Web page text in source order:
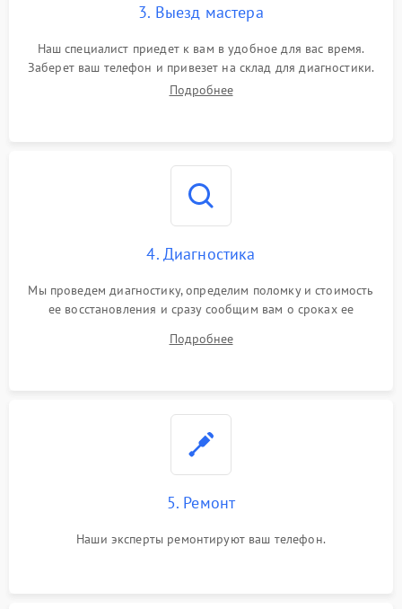
3. Выезд мастера
Наш специалист приедет к вам в удобное для вас время.
Заберет ваш телефон и привезет на склад для диагностики.
Подробнее
4. Диагностика
Мы проведем диагностику, определим поломку и стоимость
ее восстановления и сразу сообщим вам о сроках ее
Подробнее
5. Ремонт
Наши эксперты ремонтируют ваш телефон.